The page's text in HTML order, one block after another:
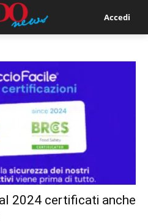
Accedi
2024 certificati anche